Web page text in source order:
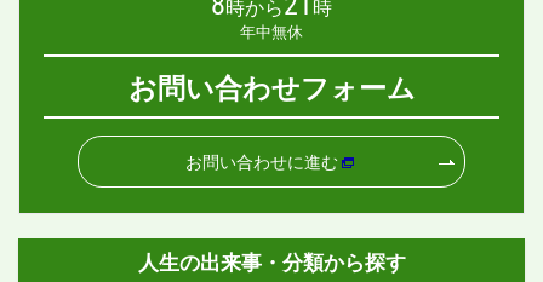
時から 時
年中無休
お問い合わせフォーム
お問い合わせに進む
人生の出来事・分類から探す